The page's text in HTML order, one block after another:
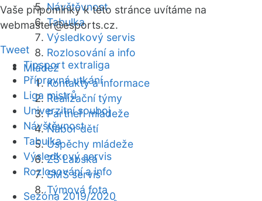
Návštěvnost
Tabulka
Výsledkový servis
Rozlosování a info
Mládež
Kontakty a informace
Realizační týmy
Partneři mládeže
Nábor dětí
Úspěchy mládeže
ZŠ Labská
SMS servis
Týmová fota
Vaše připomínky k této stránce uvítáme na
webmaster@esports.cz.
Tweet
Tipsport extraliga
Přípravná utkání
Liga mistrů
Univerzitní souboj
Návštěvnost
Tabulka
Výsledkový servis
Rozlosování a info
Sezóna 2019/2020